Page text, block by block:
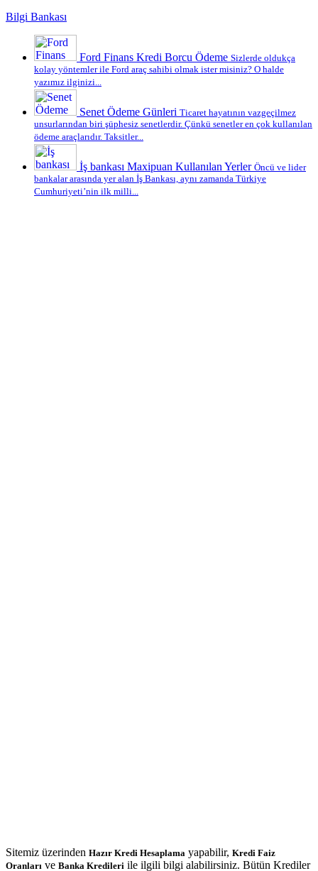
Bilgi Bankası
Ford Finans Kredi Borcu Ödeme Sizlerde oldukça
kolay yöntemler ile Ford araç sahibi olmak ister misiniz? O halde
yazımız ilginizi...
Senet Ödeme Günleri Ticaret hayatının vazgeçilmez
unsurlarından biri şüphesiz senetlerdir. Çünkü senetler en çok kullanılan
ödeme araçlarıdır. Taksitler...
İş bankası Maxipuan Kullanılan Yerler Öncü ve lider
bankalar arasında yer alan İş Bankası, aynı zamanda Türkiye
Cumhuriyeti’nin ilk milli...
Sitemiz üzerinden Hazır Kredi Hesaplama yapabilir, Kredi Faiz
Oranları ve Banka Kredileri ile ilgili bilgi alabilirsiniz. Bütün Krediler